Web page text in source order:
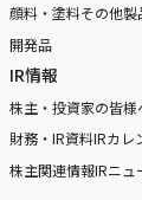
顔料・塗料その他製
開発品
IR情報
株主・投資家の皆様
財務・IR資料IRカレ
株主関連情報IRニュ